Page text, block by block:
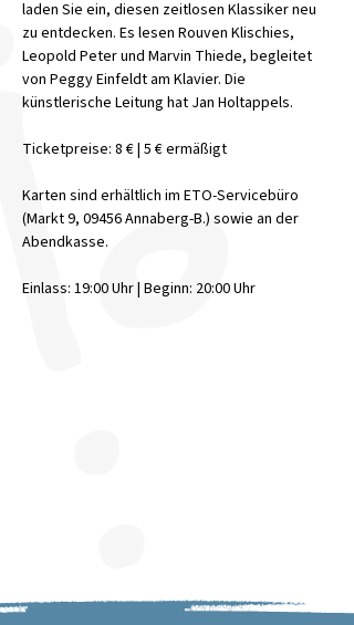
laden Sie ein, diesen zeitlosen Klassiker neu
zu entdecken. Es lesen Rouven Klischies,
Leopold Peter und Marvin Thiede, begleitet
von Peggy Einfeldt am Klavier. Die
künstlerische Leitung hat Jan Holtappels.
Ticketpreise: 8 € | 5 € ermäßigt
Karten sind erhältlich im ETO-Servicebüro
(Markt 9, 09456 Annaberg-B.) sowie an der
Abendkasse.
Einlass: 19:00 Uhr | Beginn: 20:00 Uhr